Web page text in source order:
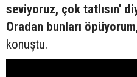
seviyoruz, çok tatlısın'
Oradan bunları
konuştu.